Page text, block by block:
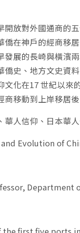
放對外國通商的五
僑在神戶的經商移
發展的長崎與橫濱
僑史、地方文史資
文化在17 世紀以來
商移動到上岸移居
華人信仰、日本華
Evolution of
Department